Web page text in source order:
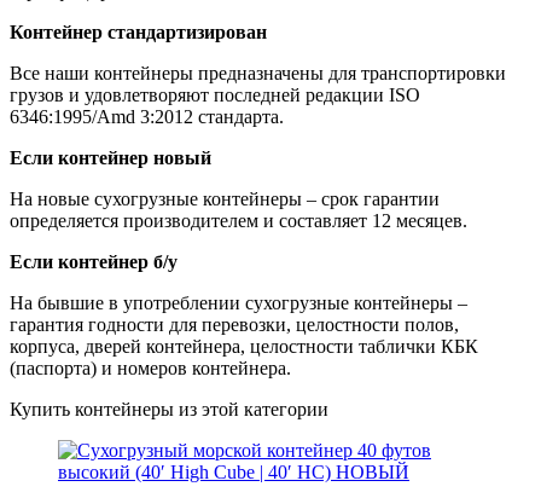
Контейнер стандартизирован
Все наши контейнеры предназначены для транспортировки
грузов и удовлетворяют последней редакции ISO
6346:1995/Amd 3:2012 стандарта.
Если контейнер новый
На новые сухогрузные контейнеры – срок гарантии
определяется производителем и составляет 12 месяцев.
Если контейнер б/у
На бывшие в употреблении сухогрузные контейнеры –
гарантия годности для перевозки, целостности полов,
корпуса, дверей контейнера, целостности таблички КБК
(паспорта) и номеров контейнера.
Купить контейнеры из этой категории